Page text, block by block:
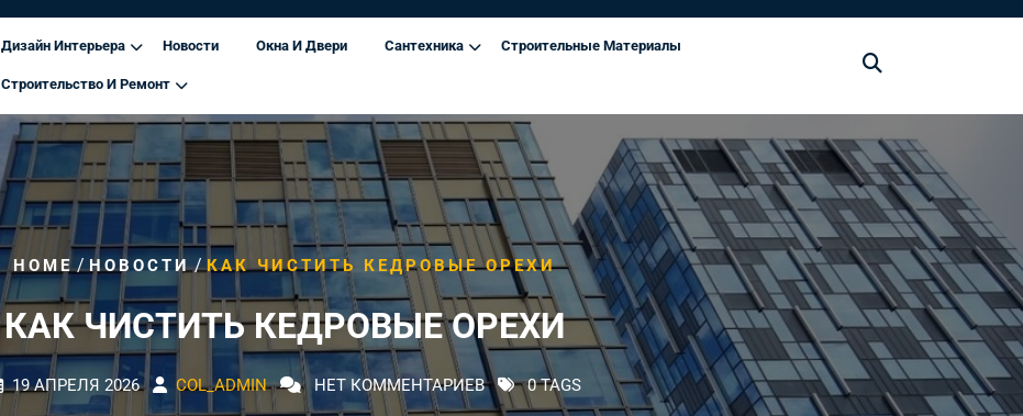
Дизайн Интерьера Новости Окна И Двери Сантехника Строительные Материалы
Строительство И Ремонт
HOME/НОВОСТИ/КАК ЧИСТИТЬ КЕДРОВЫЕ ОРЕХИ
КАК ЧИСТИТЬ КЕДРОВЫЕ ОРЕХИ
19 АПРЕЛЯ 2026 COL_ADMIN НЕТ КОММЕНТАРИЕВ 0 TAGS